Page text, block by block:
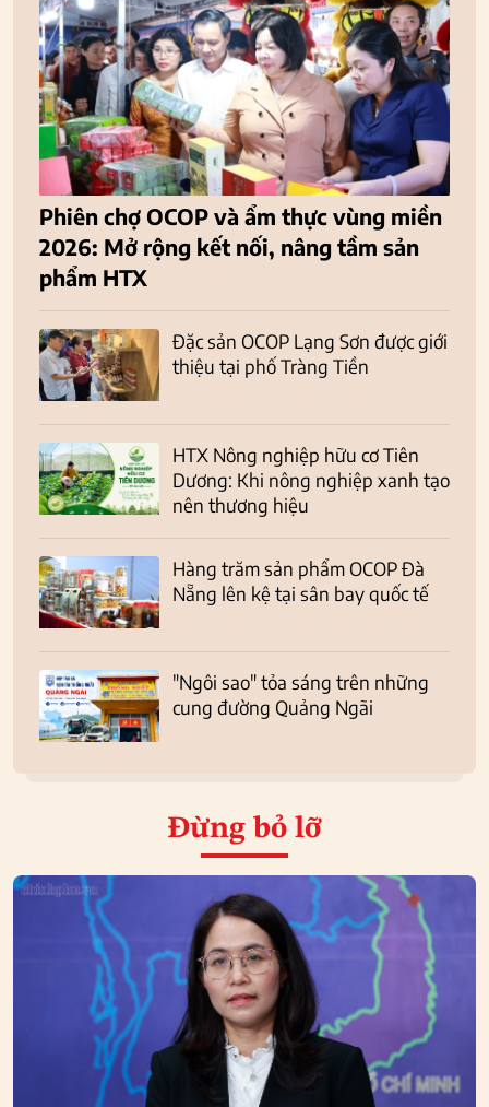
Phiên chợ OCOP và ẩm thực vùng miền
2026: Mở rộng kết nối, nâng tầm sản
phẩm HTX
Đặc sản OCOP Lạng Sơn được giới
thiệu tại phố Tràng Tiền
HTX Nông nghiệp hữu cơ Tiên
Dương: Khi nông nghiệp xanh tạo
nên thương hiệu
Hàng trăm sản phẩm OCOP Đà
Nẵng lên kệ tại sân bay quốc tế
"Ngôi sao" tỏa sáng trên những
cung đường Quảng Ngãi
Đừng bỏ lỡ